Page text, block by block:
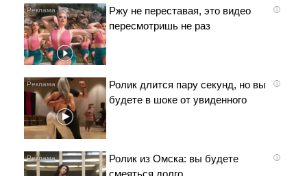
i
Ржу не переставая, это видео
пересмотришь не раз
i
Ролик длится пару секунд, но вы
будете в шоке от увиденного
i
Ролик из Омска: вы будете
смеяться долго